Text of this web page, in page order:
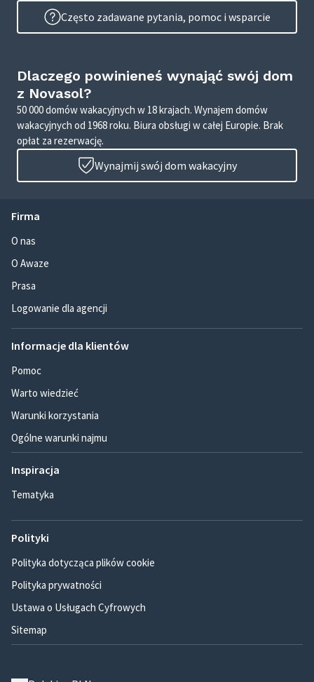
Często zadawane pytania, pomoc i wsparcie
Dlaczego powinieneś wynająć swój dom
z Novasol?
50 000 domów wakacyjnych w 18 krajach. Wynajem domów
wakacyjnych od 1968 roku. Biura obsługi w całej Europie. Brak
opłat za rezerwację.
Wynajmij swój dom wakacyjny
Firma
O nas
O Awaze
Prasa
Logowanie dla agencji
Informacje dla klientów
Pomoc
Warto wiedzieć
Warunki korzystania
Ogólne warunki najmu
Inspiracja
Tematyka
Polityki
Polityka dotycząca plików cookie
Polityka prywatności
Ustawa o Usługach Cyfrowych
Sitemap